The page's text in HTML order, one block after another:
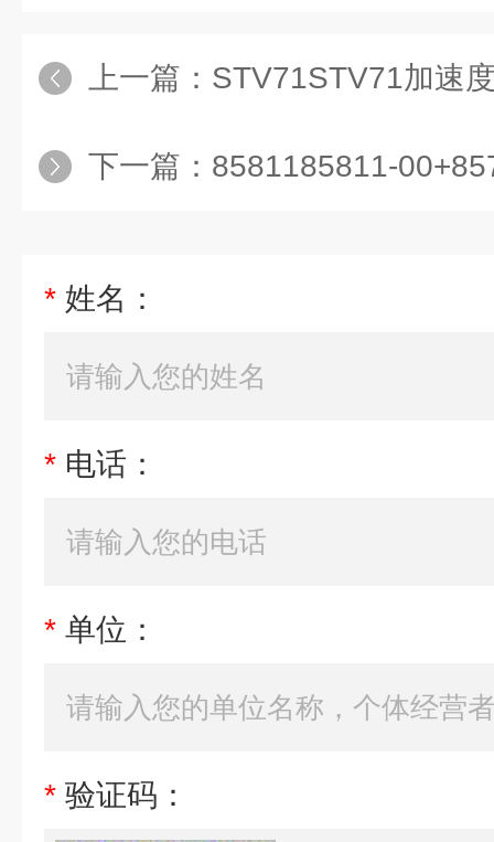
上一篇： STV71STV71加速
下一篇： 8581185811-
* 姓名：
* 电话：
* 单位：
* 验证码：